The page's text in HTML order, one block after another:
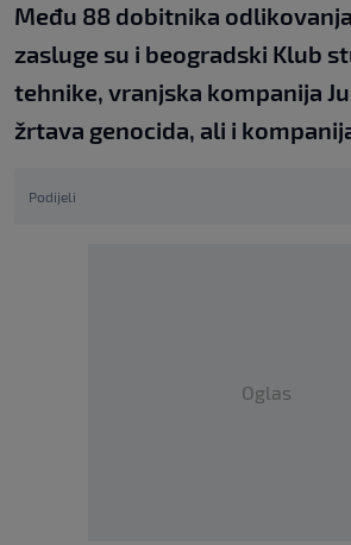
Među 88 dobitnika
zasluge su i beogradski Klub
tehnike, vranjska kompanija
žrtava genocida, ali i
Podijeli
Oglas